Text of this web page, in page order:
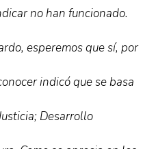
no han funcionado.
esperemos que sí, por
indicó que se basa
Desarrollo